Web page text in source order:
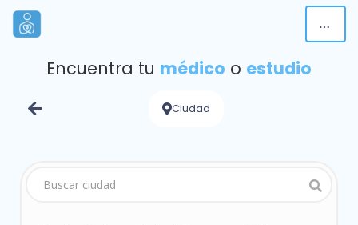
Encuentra tu médico o estudio
Ciudad